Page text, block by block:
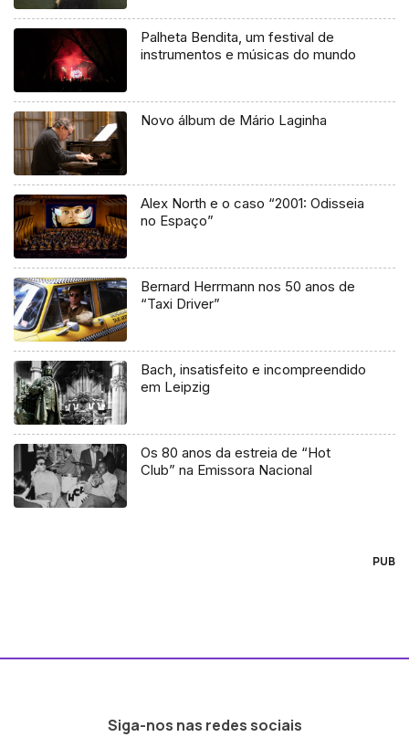
Palheta Bendita, um festival de
instrumentos e músicas do mundo
Novo álbum de Mário Laginha
Alex North e o caso “2001: Odisseia
no Espaço”
Bernard Herrmann nos 50 anos de
“Taxi Driver”
Bach, insatisfeito e incompreendido
em Leipzig
Os 80 anos da estreia de “Hot
Club” na Emissora Nacional
PUB
Siga-nos nas redes sociais